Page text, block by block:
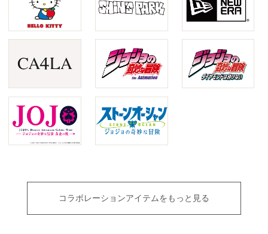
コラボレーションアイテムをもっと見る